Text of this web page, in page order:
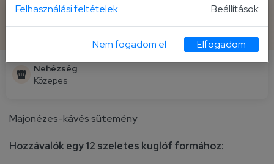
Nehézség
Közepes
Majonézes-kávés sütemény
Hozzávalók egy 12 szeletes kuglóf formához:
Felhasználási feltételek Beállítások
Nem fogadom el Elfogadom